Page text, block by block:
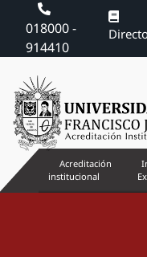
018000 -
914410
Acreditación
institucional